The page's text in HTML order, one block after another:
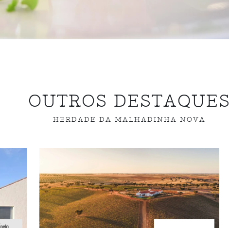
OUTROS DESTAQUES
HERDADE DA MALHADINHA NOVA